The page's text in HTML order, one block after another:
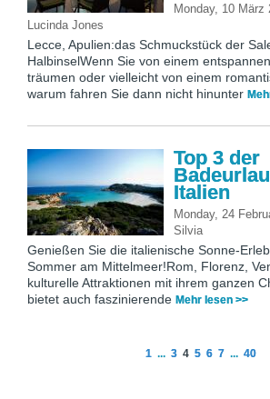
Monday, 10 März
Lucinda Jones
Lecce, Apulien:das Schmuckstück der
HalbinselWenn Sie von einem
träumen oder vielleicht von einem
warum fahren Sie dann nicht hinunter
Top 3 der
Italien
Monday, 24
Silvia
Genießen Sie die italienische Sonne-
Sommer am Mittelmeer!Rom, Florenz,
kulturelle Attraktionen mit ihrem ganzen
bietet auch faszinierende Mehr lesen >>
1 ... 3 4 5 6 7 ... 40